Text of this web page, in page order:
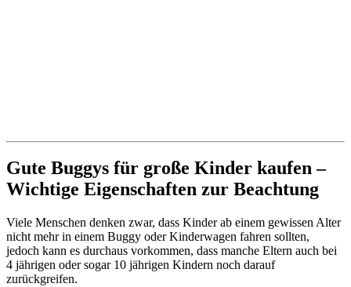
Gute Buggys für große Kinder kaufen –
Wichtige Eigenschaften zur Beachtung
Viele Menschen denken zwar, dass Kinder ab einem gewissen Alter
nicht mehr in einem Buggy oder Kinderwagen fahren sollten,
jedoch kann es durchaus vorkommen, dass manche Eltern auch bei
4 jährigen oder sogar 10 jährigen Kindern noch darauf
zurückgreifen.